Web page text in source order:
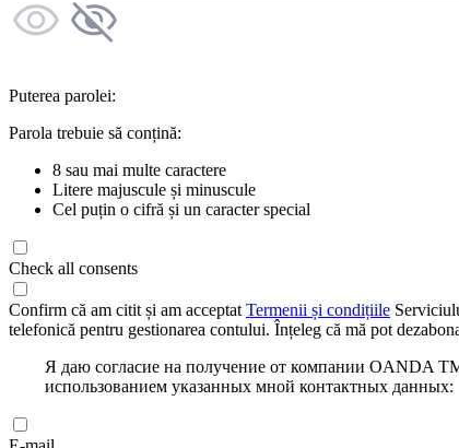
Puterea parolei:
Parola trebuie să conțină:
8 sau mai multe caractere
Litere majuscule și minuscule
Cel puțin o cifră și un caracter special
Check all consents
Confirm că am citit și am acceptat Termenii și condițiile
telefonică pentru gestionarea contului. Înțeleg că mă pot
Я даю согласие на получение от компании OANDA
использованием указанных мной контактных данных: